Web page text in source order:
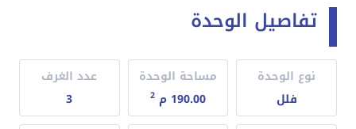
تفاصيل الوحدة
نوع الوحدة
فلل
مساحة الوحدة
190.00 م
2
عدد الغرف
3